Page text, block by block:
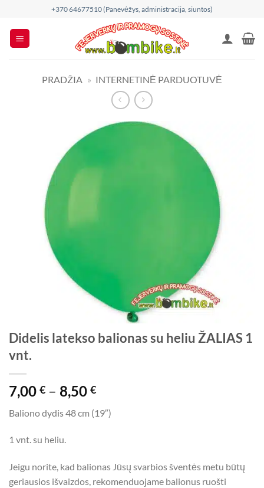
content
+370 64677510 (Panevėžys, administracija, siuntos)
PRADŽIA » INTERNETINĖ PARDUOTUVĖ
Didelis latekso balionas su heliu ŽALIAS 1
vnt.
7,00 € – 8,50 €Price
7,00 €
Baliono dydis 48 cm (19″)
1 vnt. su heliu.
Jeigu norite, kad balionas Jūsų svarbios šventės metu būtų
geriausios išvaizdos, rekomenduojame balionus ruošti